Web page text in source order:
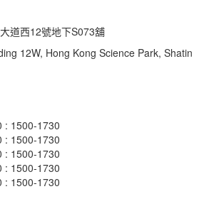
道西12號地下S073舖
12W, Hong Kong Science Park, Shatin
: 1500-1730
: 1500-1730
: 1500-1730
: 1500-1730
: 1500-1730